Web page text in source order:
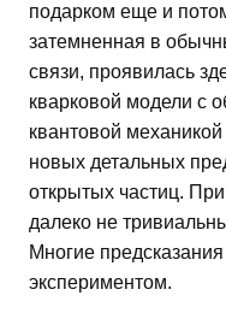
подарком еще и
затемненная в
связи, проявилась
кварковой модели с
квантовой
новых детальных
открытых частиц.
далеко не
Многие
экспериментом.